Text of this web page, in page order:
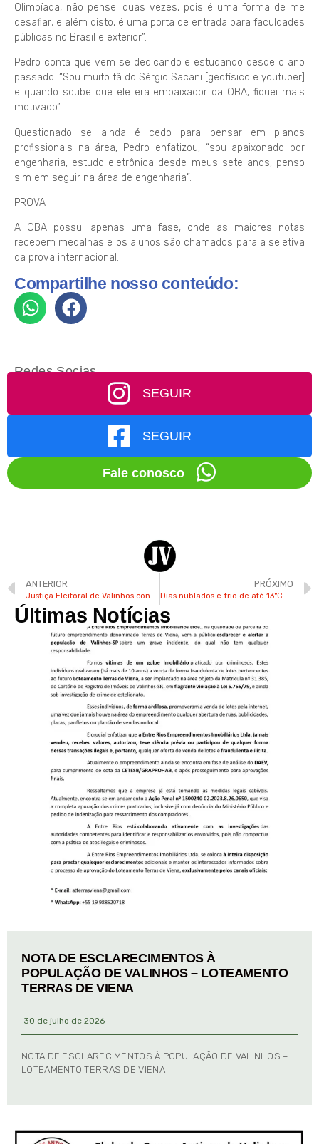
Olimpíada, não pensei duas vezes, pois é uma forma de me
desafiar; e além disto, é uma porta de entrada para faculdades
públicas no Brasil e exterior”.
Pedro conta que vem se dedicando e estudando desde o ano
passado. “Sou muito fã do Sérgio Sacani [geofísico e youtuber]
e quando soube que ele era embaixador da OBA, fiquei mais
motivado”.
Questionado se ainda é cedo para pensar em planos
profissionais na área, Pedro enfatizou, “sou apaixonado por
engenharia, estudo eletrônica desde meus sete anos, penso
sim em seguir na área de engenharia”.
PROVA
A OBA possui apenas uma fase, onde as maiores notas
recebem medalhas e os alunos são chamados para a seletiva
da prova internacional.
Compartilhe nosso conteúdo:
Redes Socias
SEGUIR
SEGUIR
Fale conosco
ANTERIOR
Justiça Eleitoral de Valinhos convoca mesários para eleições municipais
PRÓXIMO
Dias nublados e frio de até 13°C podem marcar semana em Valinhos
Últimas Notícias
NOTA DE ESCLARECIMENTOS À
POPULAÇÃO DE VALINHOS – LOTEAMENTO
TERRAS DE VIENA
30 de julho de 2026
NOTA DE ESCLARECIMENTOS À POPULAÇÃO DE VALINHOS –
LOTEAMENTO TERRAS DE VIENA